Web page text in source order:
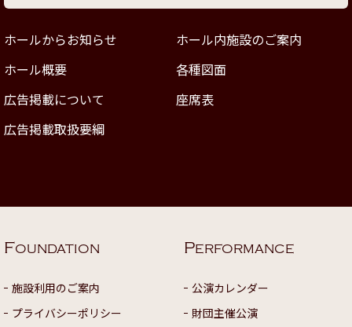
ホールからお知らせ
ホール内施設のご案内
ホール概要
各種図面
広告掲載について
座席表
広告掲載取扱要綱
FOUNDATION
施設利用のご案内
プライバシーポリシー
PERFORMANCE
公演カレンダー
財団主催公演